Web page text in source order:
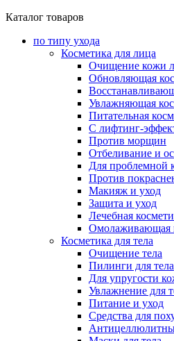
Каталог товаров
по типу ухода
Косметика для лица
Очищение кожи
Обновляющая
Увлажняющая
Питательная
С лифтинг-
Против морщин
Отбеливание и
Для проблемной
Против
Макияж и уход
Защита и уход
Лечебная
Омолаживающая
Косметика для тела
Очищение тела
Пилинги для тела
Для упругости
Увлажнение для
Питание и уход
Средства для